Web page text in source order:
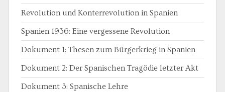
Revolution und Konterrevolution in Spanien
Spanien 1936: Eine vergessene Revolution
Dokument 1: Thesen zum Bürgerkrieg in Spanien
Dokument 2: Der Spanischen Tragödie letzter Akt
Dokument 3: Spanische Lehre